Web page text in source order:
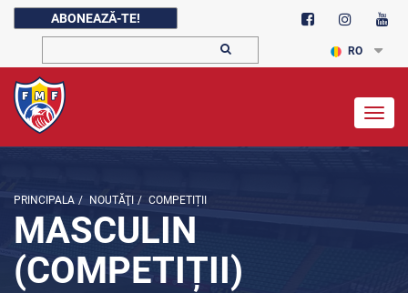
ABONEAZĂ-TE!
RO
PRINCIPALA / NOUTĂŢI / COMPETIȚII
MASCULIN
(COMPETIȚII)